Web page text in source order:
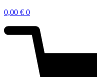
0,00 € 0